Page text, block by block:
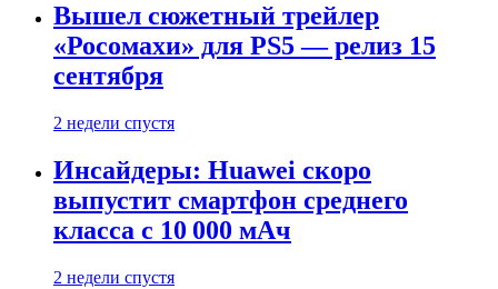
Вышел сюжетный трейлер
«Росомахи» для PS5 — релиз 15
сентября
2 недели спустя
Инсайдеры: Huawei скоро
выпустит смартфон среднего
класса с 10 000 мАч
2 недели спустя